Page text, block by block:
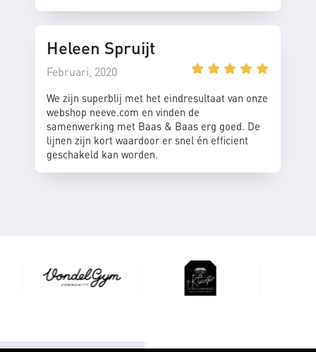
Heleen Spruijt
Februari, 2020
We zijn superblij met het eindresultaat van onze
webshop neeve.com en vinden de
samenwerking met Baas & Baas erg goed. De
lijnen zijn kort waardoor er snel én efficient
geschakeld kan worden.